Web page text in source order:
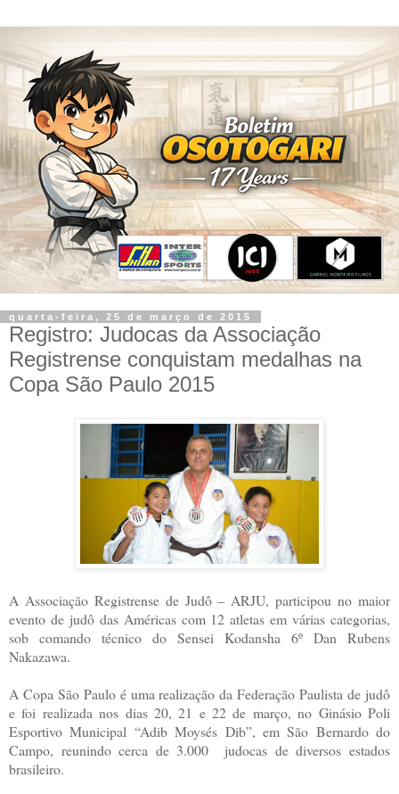
quarta-feira, 25 de março de 2015
Registro: Judocas da Associação
Registrense conquistam medalhas na
Copa São Paulo 2015
A Associação Registrense de Judô – ARJU, participou no maior
evento de judô das Américas com 12 atletas em várias categorias,
sob comando técnico do Sensei Kodansha 6º Dan Rubens
Nakazawa.
A Copa São Paulo é uma realização da Federação Paulista de judô
e foi realizada nos dias 20, 21 e 22 de março, no Ginásio Poli
Esportivo Municipal “Adib Moysés Dib”, em São Bernardo do
Campo, reunindo cerca de 3.000 judocas de diversos estados
brasileiro.